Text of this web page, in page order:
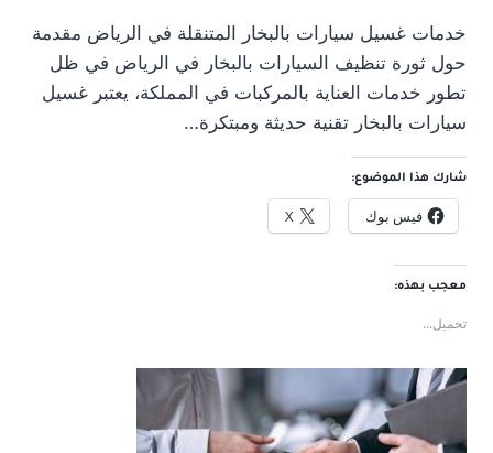
خدمات غسيل سيارات بالبخار المتنقلة في الرياض مقدمة
حول ثورة تنظيف السيارات بالبخار في الرياض في ظل
تطور خدمات العناية بالمركبات في المملكة، يعتبر غسيل
سيارات بالبخار تقنية حديثة ومبتكرة…
شارك هذا الموضوع:
فيس بوك X
معجب بهذه:
تحميل...